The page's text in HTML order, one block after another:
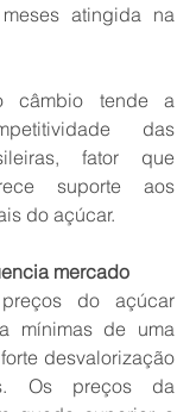
atingida na
câmbio tende a
das
fator que
suporte aos
do açúcar.
mercado
do açúcar
mínimas de uma
desvalorização
Os preços da